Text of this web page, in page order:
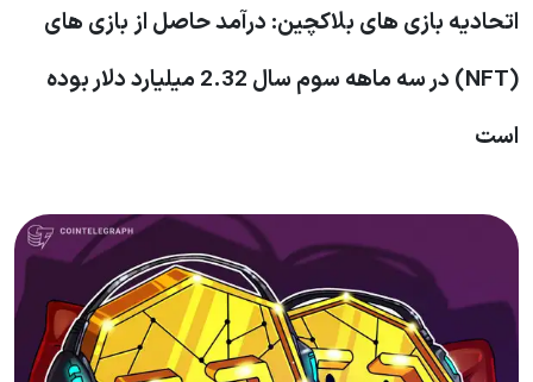
اتحادیه بازی های بلاکچین: درآمد حاصل از بازی های
(NFT) در سه ماهه سوم سال 2.32 میلیارد دلار بوده
است